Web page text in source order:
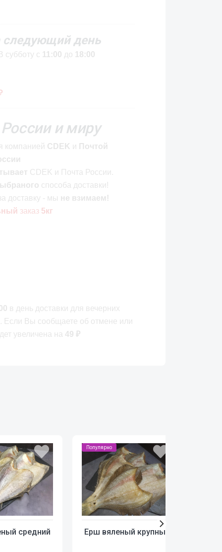
день
В субботу с 11:00 до 18:00
и миру
компанией CDEK и Почтой
CDEK и Почта России.
способа доставки!
доставку - мы не взимаем!
заказ5кг
в день доставки для вечерних
Если Вы сообщаете об отмене или
увеличена на 49 ₽
средний
Популярно
Ерш вяленый крупный